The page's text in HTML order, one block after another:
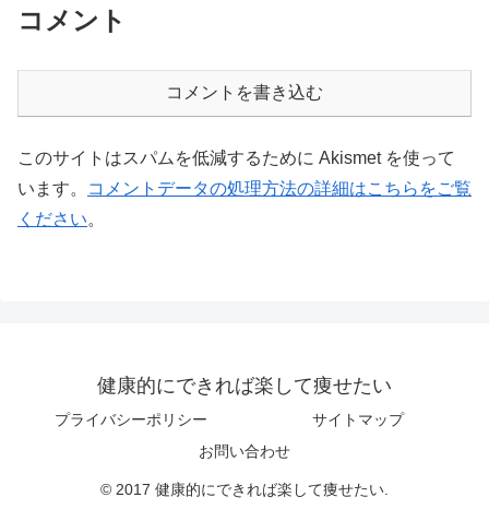
コメント
コメントを書き込む
このサイトはスパムを低減するために Akismet を使って
います。
コメントデータの処理方法の詳細はこちらをご覧
ください。
健康的にできれば楽して痩せたい
プライバシーポリシー
サイトマップ
お問い合わせ
© 2017 健康的にできれば楽して痩せたい.